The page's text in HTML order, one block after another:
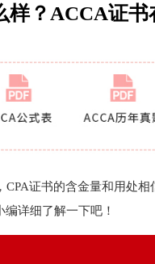
？ACCA证书
证书的含金量和用处
详细了解一下吧！